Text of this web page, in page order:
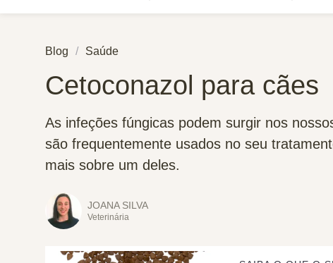
Blog Saúde
Cetoconazol para cães
As infeções fúngicas podem surgir nos
são frequentemente usados no seu
mais sobre um deles.
JOANA SILVA
Veterinária